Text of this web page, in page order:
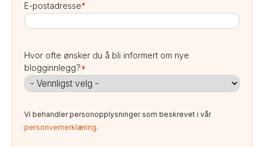
E-postadresse*
Hvor ofte ønsker du å bli informert om nye
blogginnlegg?*
Vi behandler personopplysninger som beskrevet i vår
personvernerklæring.